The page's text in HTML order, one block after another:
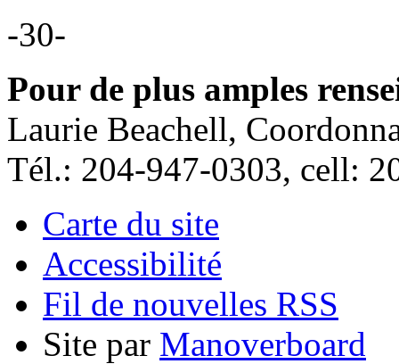
-30-
Pour de plus amples
Laurie Beachell,
Tél.: 204-947-0303, cell:
Carte du site
Accessibilité
Fil de nouvelles RSS
Site par Manoverboard